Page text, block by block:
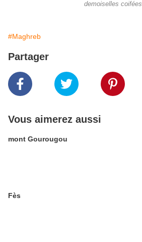
demoiselles coifées
#Maghreb
Partager
Vous aimerez aussi
mont Gourougou
Fès